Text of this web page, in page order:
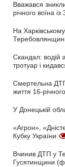
Вважався
річного воїна
На
Скандал: водій
тротуар і
Смертельна
життя 16-
У Донецькій
«Агрон»,
Кубку України
Вчинив ДТП у
Гусятинщини